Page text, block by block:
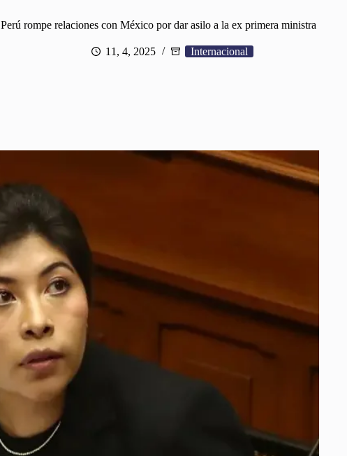
Perú rompe relaciones con México por dar asilo a la ex primera ministra
11, 4, 2025 Internacional